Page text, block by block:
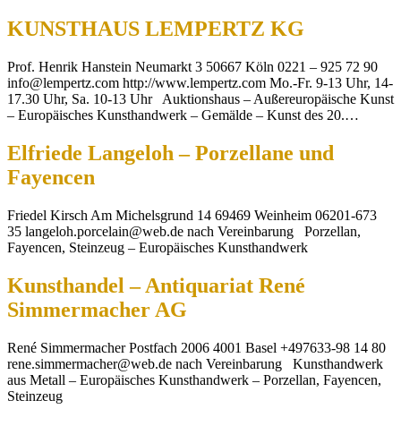
KUNSTHAUS LEMPERTZ KG
Prof. Henrik Hanstein Neumarkt 3 50667 Köln 0221 – 925 72 90
info@lempertz.com http://www.lempertz.com Mo.-Fr. 9-13 Uhr, 14-
17.30 Uhr, Sa. 10-13 Uhr Auktionshaus – Außereuropäische Kunst
– Europäisches Kunsthandwerk – Gemälde – Kunst des 20.…
Elfriede Langeloh – Porzellane und
Fayencen
Friedel Kirsch Am Michelsgrund 14 69469 Weinheim 06201-673
35 langeloh.porcelain@web.de nach Vereinbarung Porzellan,
Fayencen, Steinzeug – Europäisches Kunsthandwerk
Kunsthandel – Antiquariat René
Simmermacher AG
René Simmermacher Postfach 2006 4001 Basel +497633-98 14 80
rene.simmermacher@web.de nach Vereinbarung Kunsthandwerk
aus Metall – Europäisches Kunsthandwerk – Porzellan, Fayencen,
Steinzeug